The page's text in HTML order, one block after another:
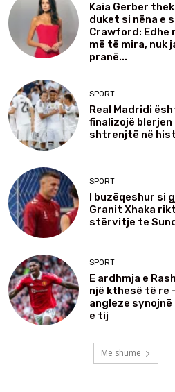
Kaia Gerber
duket si nëna e
Crawford: Edhe
më të mira, nuk
pranë...
SPORT
Real Madridi
finalizojë blerjen
shtrenjtë në
SPORT
I buzëqeshur si
Granit Xhaka
stërvitje te
SPORT
E ardhmja e
një kthesë të re
angleze
e tij
Më shumë